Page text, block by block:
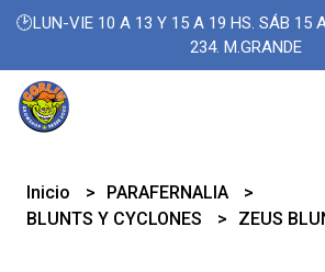
🕑LUN-VIE 10 A 13 Y 15 A 19 HS. SÁB 15
234. M.GRANDE
Inicio
PARAFERNALIA
BLUNTS Y CYCLONES
ZEUS